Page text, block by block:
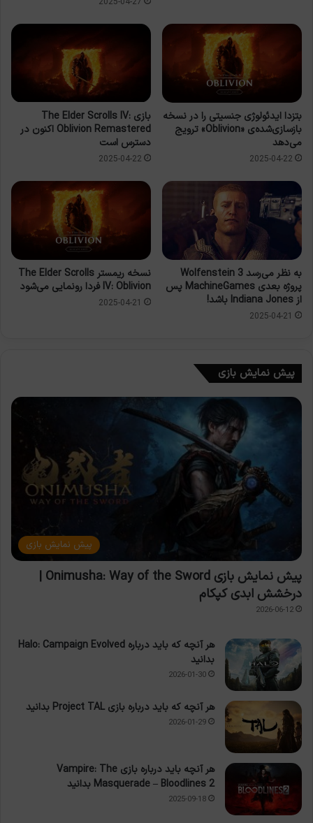
بتزدا ایدئولوژی جنسیتی را در نسخه
بازسازی‌شده‌ی «Oblivion» ترویج
می‌دهد
2025-04-22
بازی The Elder Scrolls IV:
Oblivion Remastered اکنون در
دسترس است
2025-04-22
به نظر می‌رسد Wolfenstein 3
پروژه بعدی MachineGames پس
از Indiana Jones باشد!
2025-04-21
نسخه ریمستر The Elder Scrolls
IV: Oblivion فردا رونمایی می‌شود
2025-04-21
پیش نمایش بازی
پیش نمایش بازی
پیش نمایش بازی Onimusha: Way of the Sword |
درخشش ابدی کپکام
2026-06-12
هر آنچه که باید درباره Halo: Campaign Evolved
بدانید
2026-01-30
هر آنچه که باید درباره بازی Project TAL بدانید
2026-01-29
هر آنچه باید درباره بازی Vampire: The
Masquerade – Bloodlines 2 بدانید
2025-09-18